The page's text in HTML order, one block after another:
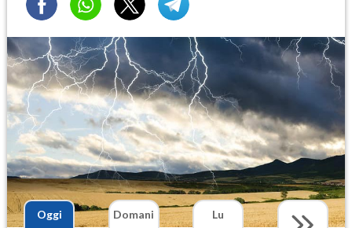
Oggi
Domani
Lu